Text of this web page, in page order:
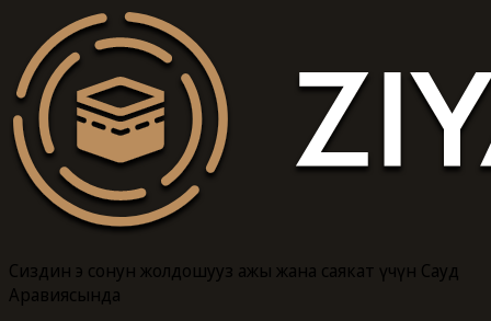
Сиздин эң сонун жолдошуңуз ажы жана саякат үчүн Сауд
Аравиясында